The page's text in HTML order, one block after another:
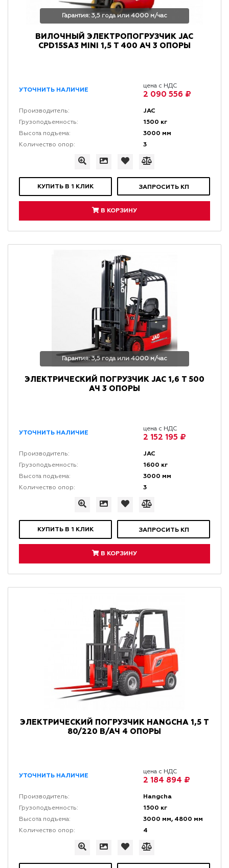
Гарантия: 3,5 года или 4000 м/час
ВИЛОЧНЫЙ ЭЛЕКТРОПОГРУЗЧИК JAC
CPD15SA3 MINI 1,5 Т 400 АЧ 3 ОПОРЫ
УТОЧНИТЬ НАЛИЧИЕ
цена с НДС
2 090 556 ₽
Производитель: JAC
Грузоподъемность: 1500 кг
Высота подъема: 3000 мм
Количество опор: 3
КУПИТЬ В 1 КЛИК ЗАПРОСИТЬ КП
В КОРЗИНУ
Гарантия: 3,5 года или 4000 м/час
ЭЛЕКТРИЧЕСКИЙ ПОГРУЗЧИК JAC 1,6 Т 500
АЧ 3 ОПОРЫ
УТОЧНИТЬ НАЛИЧИЕ
цена с НДС
2 152 195 ₽
Производитель: JAC
Грузоподъемность: 1600 кг
Высота подъема: 3000 мм
Количество опор: 3
КУПИТЬ В 1 КЛИК ЗАПРОСИТЬ КП
В КОРЗИНУ
ЭЛЕКТРИЧЕСКИЙ ПОГРУЗЧИК HANGCHA 1,5 Т
80/220 В/АЧ 4 ОПОРЫ
УТОЧНИТЬ НАЛИЧИЕ
цена с НДС
2 184 894 ₽
Производитель: Hangcha
Грузоподъемность: 1500 кг
Высота подъема: 3000 мм, 4800 мм
Количество опор: 4